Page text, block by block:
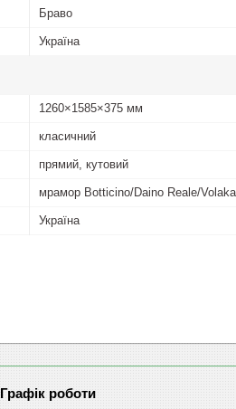
Браво
Україна
1260×1585×375 мм
класичний
прямий, кутовий
мрамор Botticino/Daino Reale/
Україна
Графік роботи